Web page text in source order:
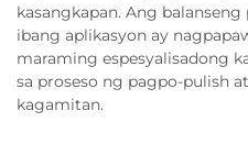
kasangkapan. Ang
ibang aplikasyon ay
maraming espesyalisadong
sa proseso ng pagpo-pulish
kagamitan.